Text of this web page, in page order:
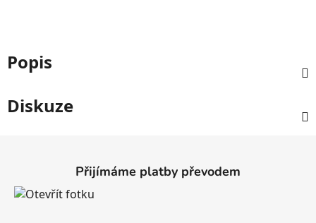
Popis
Diskuze
Přijímáme platby převodem